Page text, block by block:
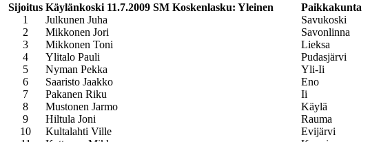
Sijoitus Käylänkoski 11.7.2009 SM Koskenlasku: Yleinen Paikkakunta
1
Julkunen Juha Savukoski
2
Mikkonen Jori Savonlinna
3
Mikkonen Toni Lieksa
4
Ylitalo Pauli Pudasjärvi
5
Nyman Pekka Yli-Ii
6
Saaristo Jaakko Eno
7
Pakanen Riku Ii
8
Mustonen Jarmo Käylä
9
Hiltula Joni Rauma
10
Kultalahti Ville Evijärvi